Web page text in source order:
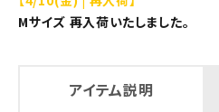
Mサイズ 再入荷いたしました。
アイテム説明